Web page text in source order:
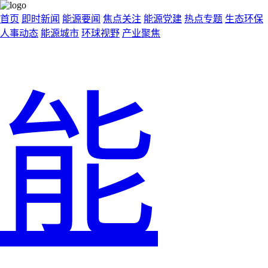
首页 即时新闻 能源要闻 焦点关注 能源党建 热点专题 生态环保
人事动态 能源城市 环球视野 产业聚焦
能